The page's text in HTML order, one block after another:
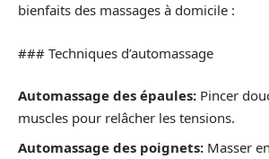
bienfaits des massages à domicile :
### Techniques d’automassage
Automassage des épaules: Pincer
muscles pour relâcher les tensions.
Automassage des poignets: Masser